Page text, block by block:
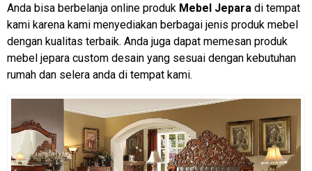
Anda bisa berbelanja online produk Mebel Jepara di tempat
kami karena kami menyediakan berbagai jenis produk mebel
dengan kualitas terbaik. Anda juga dapat memesan produk
mebel jepara custom desain yang sesuai dengan kebutuhan
rumah dan selera anda di tempat kami.